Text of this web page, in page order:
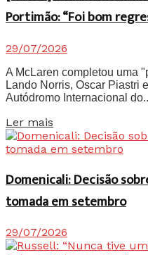
Portimão: “Foi bom
29/07/2026
A McLaren completou uma
Lando Norris, Oscar Piastri
Autódromo Internacional
Ler mais
Domenicali: Decisão
tomada em setembro
29/07/2026